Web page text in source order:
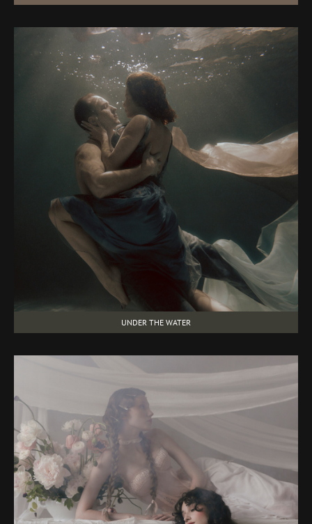
UNDER THE WATER